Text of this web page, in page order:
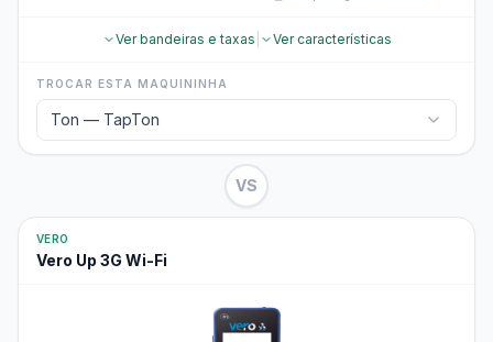
Ver bandeiras e taxas Ver características
TROCAR ESTA MAQUININHA
Ton — TapTon
VS
VERO
Vero Up 3G Wi-Fi